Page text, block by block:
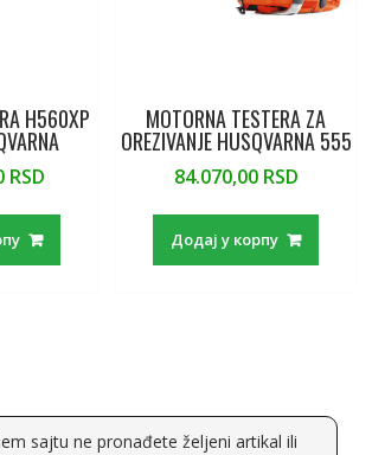
H560XP
RSD
MOTORNA TESTERA ZA
OREZIVANJE HUSQVARNA 555
84.070,00 RSD
Додај у корпу
sajtu ne pronađete željeni artikal ili